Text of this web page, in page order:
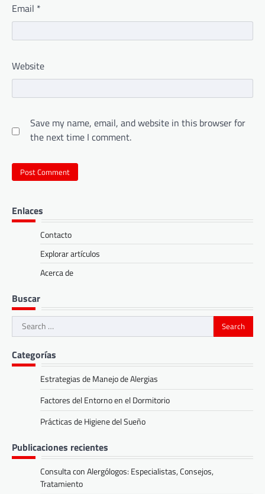
Email *
Website
Save my name, email, and website in this browser for
the next time I comment.
Enlaces
Contacto
Explorar artículos
Acerca de
Buscar
Search
for:
Categorías
Estrategias de Manejo de Alergias
Factores del Entorno en el Dormitorio
Prácticas de Higiene del Sueño
Publicaciones recientes
Consulta con Alergólogos: Especialistas, Consejos,
Tratamiento